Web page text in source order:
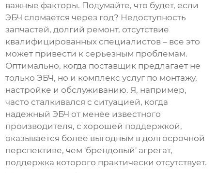
важные факторы. Подумайте, что будет, если
ЭБЧ сломается через год? Недоступность
запчастей, долгий ремонт, отсутствие
квалифицированных специалистов – все это
может привести к серьезным проблемам.
Оптимально, когда поставщик предлагает не
только ЭБЧ, но и комплекс услуг по монтажу,
настройке и обслуживанию. Я, например,
часто сталкивался с ситуацией, когда
надежный ЭБЧ от менее известного
производителя, с хорошей поддержкой,
оказывается более выгодным в долгосрочной
перспективе, чем 'брендовый' агрегат,
поддержка которого практически отсутствует.